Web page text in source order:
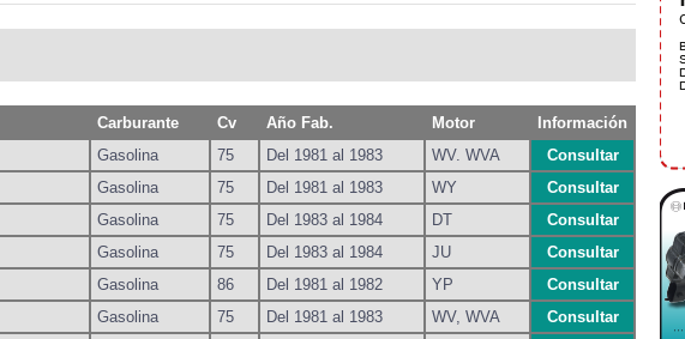
Carburante Cv Año Fab. Motor
Información
Gasolina 75 Del 1981 al 1983 WV. WVA
Consultar
Gasolina 75 Del 1981 al 1983 WY
Consultar
Gasolina 75 Del 1983 al 1984 DT
Consultar
Gasolina 75 Del 1983 al 1984 JU
Consultar
Gasolina 86 Del 1981 al 1982 YP
Consultar
Gasolina 75 Del 1981 al 1983 WV, WVA
Consultar